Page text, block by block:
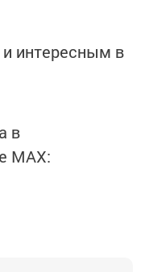
интересным в
в
MАХ: